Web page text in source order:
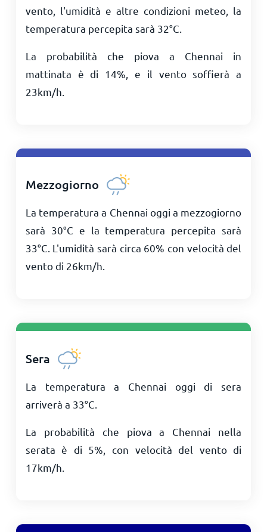
vento, l'umidità e altre condizioni meteo, la
temperatura percepita sarà 32°C.
La probabilità che piova a Chennai in
mattinata è di 14%, e il vento soffierà a
23km/h.
Mezzogiorno
La temperatura a Chennai oggi a mezzogiorno
sarà 30°C e la temperatura percepita sarà
33°C. L'umidità sarà circa 60% con velocità del
vento di 26km/h.
Sera
La temperatura a Chennai oggi di sera
arriverà a 33°C.
La probabilità che piova a Chennai nella
serata è di 5%, con velocità del vento di
17km/h.